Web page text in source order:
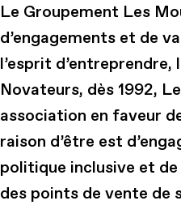
Le Groupement Les
d’engagements et de
l’esprit
Novateurs, dès 1992,
association en faveur
raison d’être est
politique inclusive et
des points de vente de